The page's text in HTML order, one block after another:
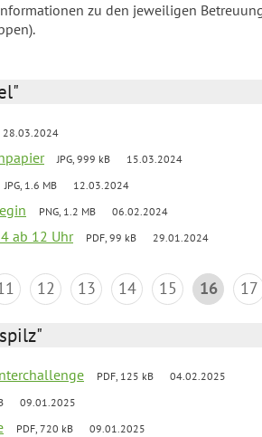
zu den jeweiligen
28.03.2024
JPG, 999 kB 15.03.2024
JPG, 1.6 MB 12.03.2024
PNG, 1.2 MB 06.02.2024
ab 12 Uhr PDF, 99 kB 29.01.2024
12 13 14 15 16 17
PDF, 125 kB 04.02.2025
09.01.2025
PDF, 720 kB 09.01.2025